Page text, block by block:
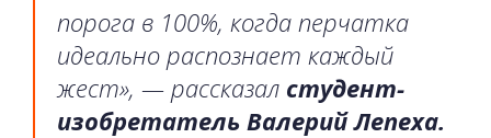
порога в 100%, когда перчатка
идеально распознает каждый
жест», — рассказал студент-
изобретатель Валерий Лепеха.